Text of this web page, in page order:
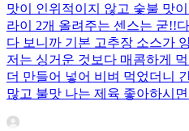
맛이 인위적이지 않고 숯불 맛
라이 2개 올려주는 센스는 굳!!
다 보니까 기본 고추장 소스가
저는 싱거운 것보다 매콤하게
더 만들어 넣어 비벼 먹었더니
많고 불맛 나는 제육 좋아하시